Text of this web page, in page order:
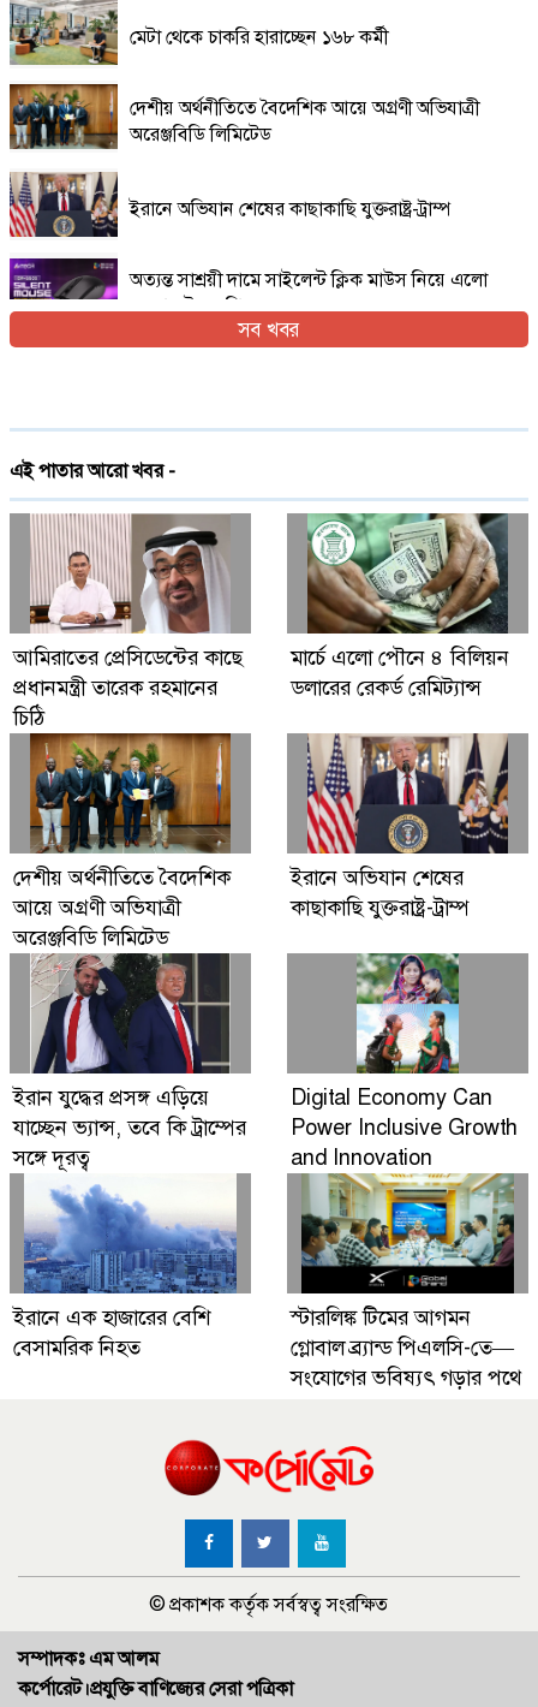
মেটা থেকে চাকরি হারাচ্ছেন ১৬৮ কর্মী
দেশীয় অর্থনীতিতে বৈদেশিক আয়ে অগ্রণী অভিযাত্রী
অরেঞ্জবিডি লিমিটেড
ইরানে অভিযান শেষের কাছাকাছি যুক্তরাষ্ট্র-ট্রাম্প
অত্যন্ত সাশ্রয়ী দামে সাইলেন্ট ক্লিক মাউস নিয়ে এলো
এফোরটেক ওপি-৫৫০এস
চালু
গ্লোবাল ব্র্যান্ড পিএলসি নিয়ে এলো লেনোভো ঈদ
ফেস্টিভাল অফার
Digital Economy Can Power Inclusive
Growth and Innovation
সব খবর
এই পাতার আরো খবর -
আমিরাতের প্রেসিডেন্টের কাছে
প্রধানমন্ত্রী তারেক রহমানের
চিঠি
মার্চে এলো পৌনে ৪ বিলিয়ন
ডলারের রেকর্ড রেমিট্যান্স
দেশীয় অর্থনীতিতে বৈদেশিক
আয়ে অগ্রণী অভিযাত্রী
অরেঞ্জবিডি লিমিটেড
ইরানে অভিযান শেষের
কাছাকাছি যুক্তরাষ্ট্র-ট্রাম্প
ইরান যুদ্ধের প্রসঙ্গ এড়িয়ে
যাচ্ছেন ভ্যান্স, তবে কি ট্রাম্পের
সঙ্গে দূরত্ব
Digital Economy Can
Power Inclusive Growth
and Innovation
ইরানে এক হাজারের বেশি
বেসামরিক নিহত
স্টারলিঙ্ক টিমের আগমন
গ্লোবাল ব্র্যান্ড পিএলসি-তে—
সংযোগের ভবিষ্যৎ গড়ার পথে
© প্রকাশক কর্তৃক সর্বস্বত্ব সংরক্ষিত
সম্পাদকঃ এম আলম
কর্পোরেট।প্রযুক্তি বাণিজ্যের সেরা পত্রিকা